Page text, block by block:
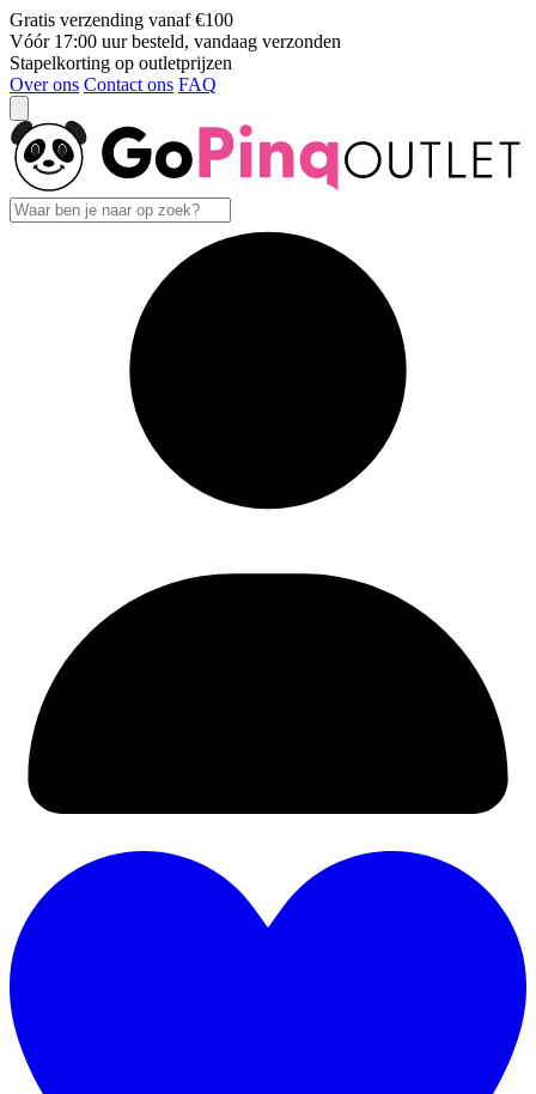
Gratis verzending vanaf €100
Vóór 17:00 uur besteld, vandaag verzonden
Stapelkorting op outletprijzen
Over ons Contact ons FAQ